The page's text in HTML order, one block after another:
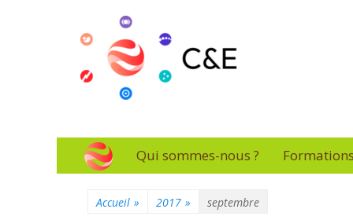
Connaissance &
L'essentiel de la formation
Menu
principal
Aller
au
Qui sommes-nous ? Formations
Accueil » 2017 » septembre